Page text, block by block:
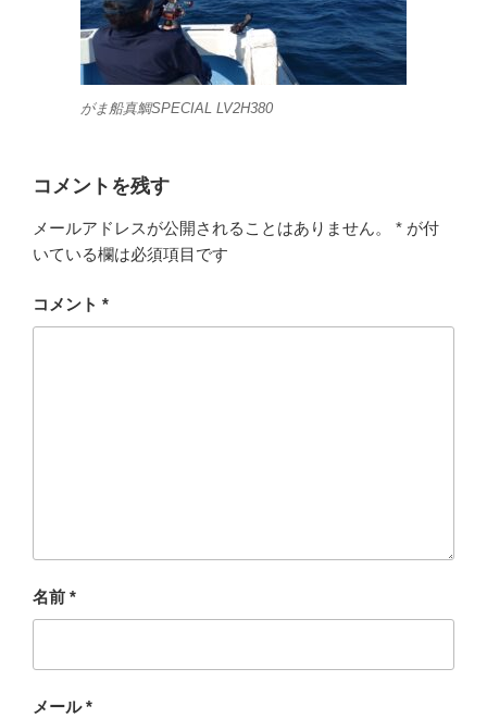
がま船真鯛SPECIAL LV2H380
コメントを残す
メールアドレスが公開されることはありません。 * が付
いている欄は必須項目です
コメント *
名前 *
メール*